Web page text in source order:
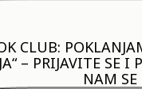
CLUB:
– PRIJAVITE SE I
NAM